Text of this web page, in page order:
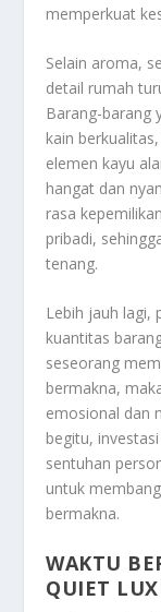
memperkuat
Selain aroma,
detail rumah
Barang-barang
kain
elemen kayu
hangat dan
rasa
pribadi,
tenang.
Lebih jauh lagi,
kuantitas
seseorang
bermakna,
emosional dan
begitu,
sentuhan
untuk
bermakna.
WAKTU
QUIET